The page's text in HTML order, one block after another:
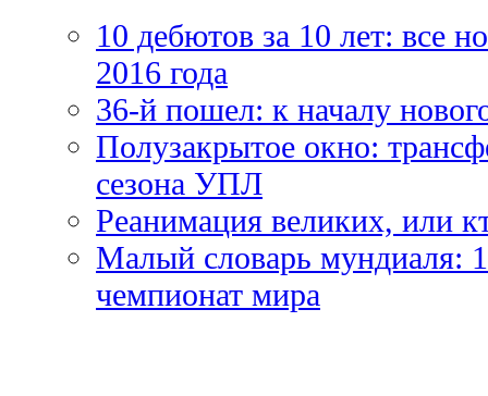
10 дебютов за 10 лет: все
2016 года
36-й пошел: к началу
Полузакрытое окно:
сезона УПЛ
Реанимация великих, или
Малый словарь мундиаля:
чемпионат мира